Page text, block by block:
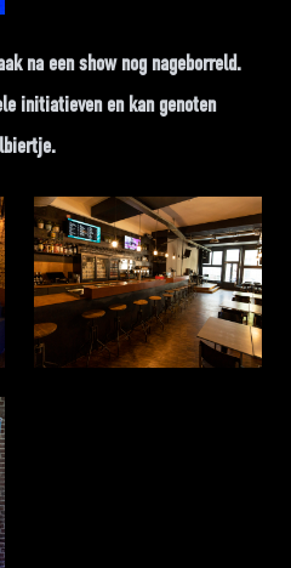
na een show nog nageborreld.
initiatieven en kan genoten